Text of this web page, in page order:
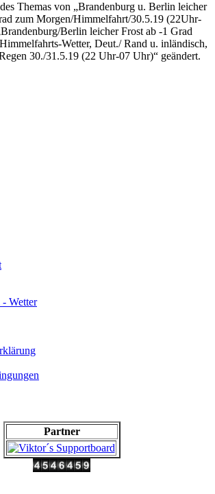
Themas von „Brandenburg u. Berlin leicher
zum Morgen/Himmelfahrt/30.5.19 (22Uhr-
Berlin leicher Frost ab -1 Grad
Wetter, Deut./ Rand u. inländisch,
30./31.5.19 (22 Uhr-07 Uhr)“ geändert.
Wetter
Partner